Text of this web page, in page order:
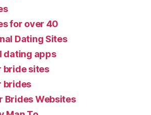
for over 40
Dating Sites
dating apps
bride sites
brides
Brides Websites